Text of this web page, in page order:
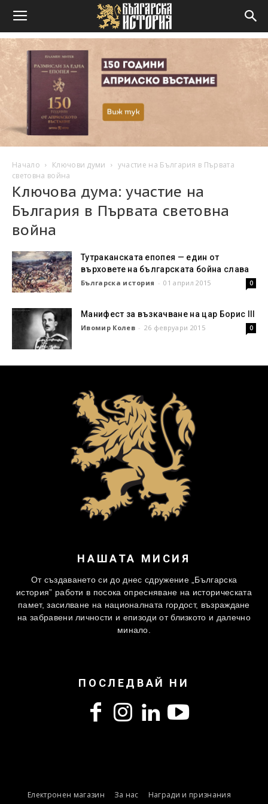
Начало Ключови думи
участие на България в Първата
световна война
Ключова дума: участие на
България в Първата световна
война
Тутраканската епопея — един от
върховете на българската бойна слава
Българска история - 01 април 2015 0
Манифест за възкачване на цар Борис III
Ивомир Колев - 26 февруари 2015 0
НАШАТА МИСИЯ
От създаването си до днес сдружение „Българска
история” работи в посока опресняване на историческата
памет, засилване на националната гордост, възраждане
на забравени личности и епизоди от близкото и далечно
минало.
ПОСЛЕДВАЙ НИ
Електронен магазин За нас
Награди и признания